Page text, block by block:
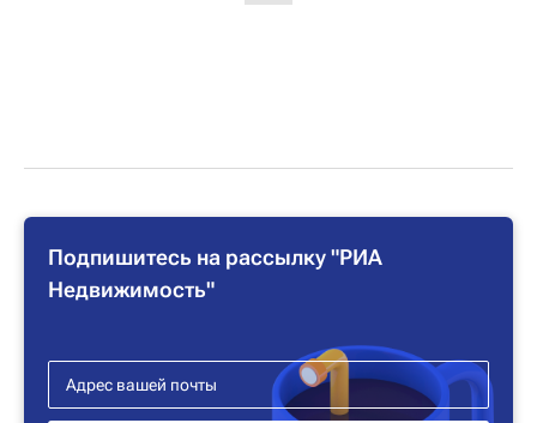
Подпишитесь на рассылку "РИА
Недвижимость"